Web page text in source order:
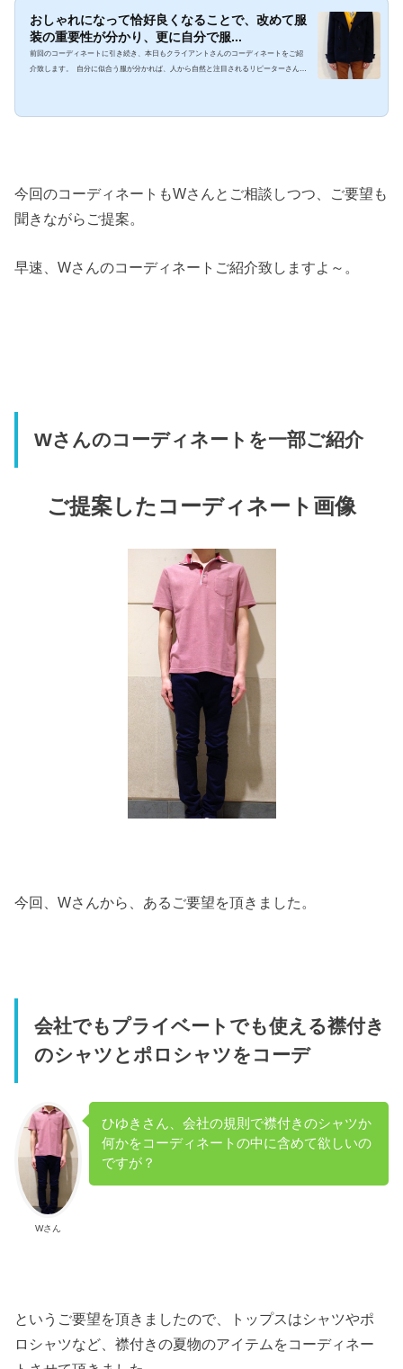
おしゃれになって恰好良くなることで、改めて服
装の重要性が分かり、更に自分で服...
前回のコーディネートに引き続き、本日もクライアントさんのコーディネートをご紹
介致します。 自分に似合う服が分かれば、人から自然と注目されるリピーターさんで
をご紹介する場所は、千葉県にある三井アウトレットパーク幕張です。ファッション
今回のコーディネートもWさんとご相談しつつ、ご要望も
聞きながらご提案。
早速、Wさんのコーディネートご紹介致しますよ～。
Wさんのコーディネートを一部ご紹介
ご提案したコーディネート画像
今回、Wさんから、あるご要望を頂きました。
会社でもプライベートでも使える襟付き
のシャツとポロシャツをコーデ
Wさん
ひゆきさん、会社の規則で襟付きのシャツか
何かをコーディネートの中に含めて欲しいの
ですが？
というご要望を頂きましたので、トップスはシャツやポ
ロシャツなど、襟付きの夏物のアイテムをコーディネー